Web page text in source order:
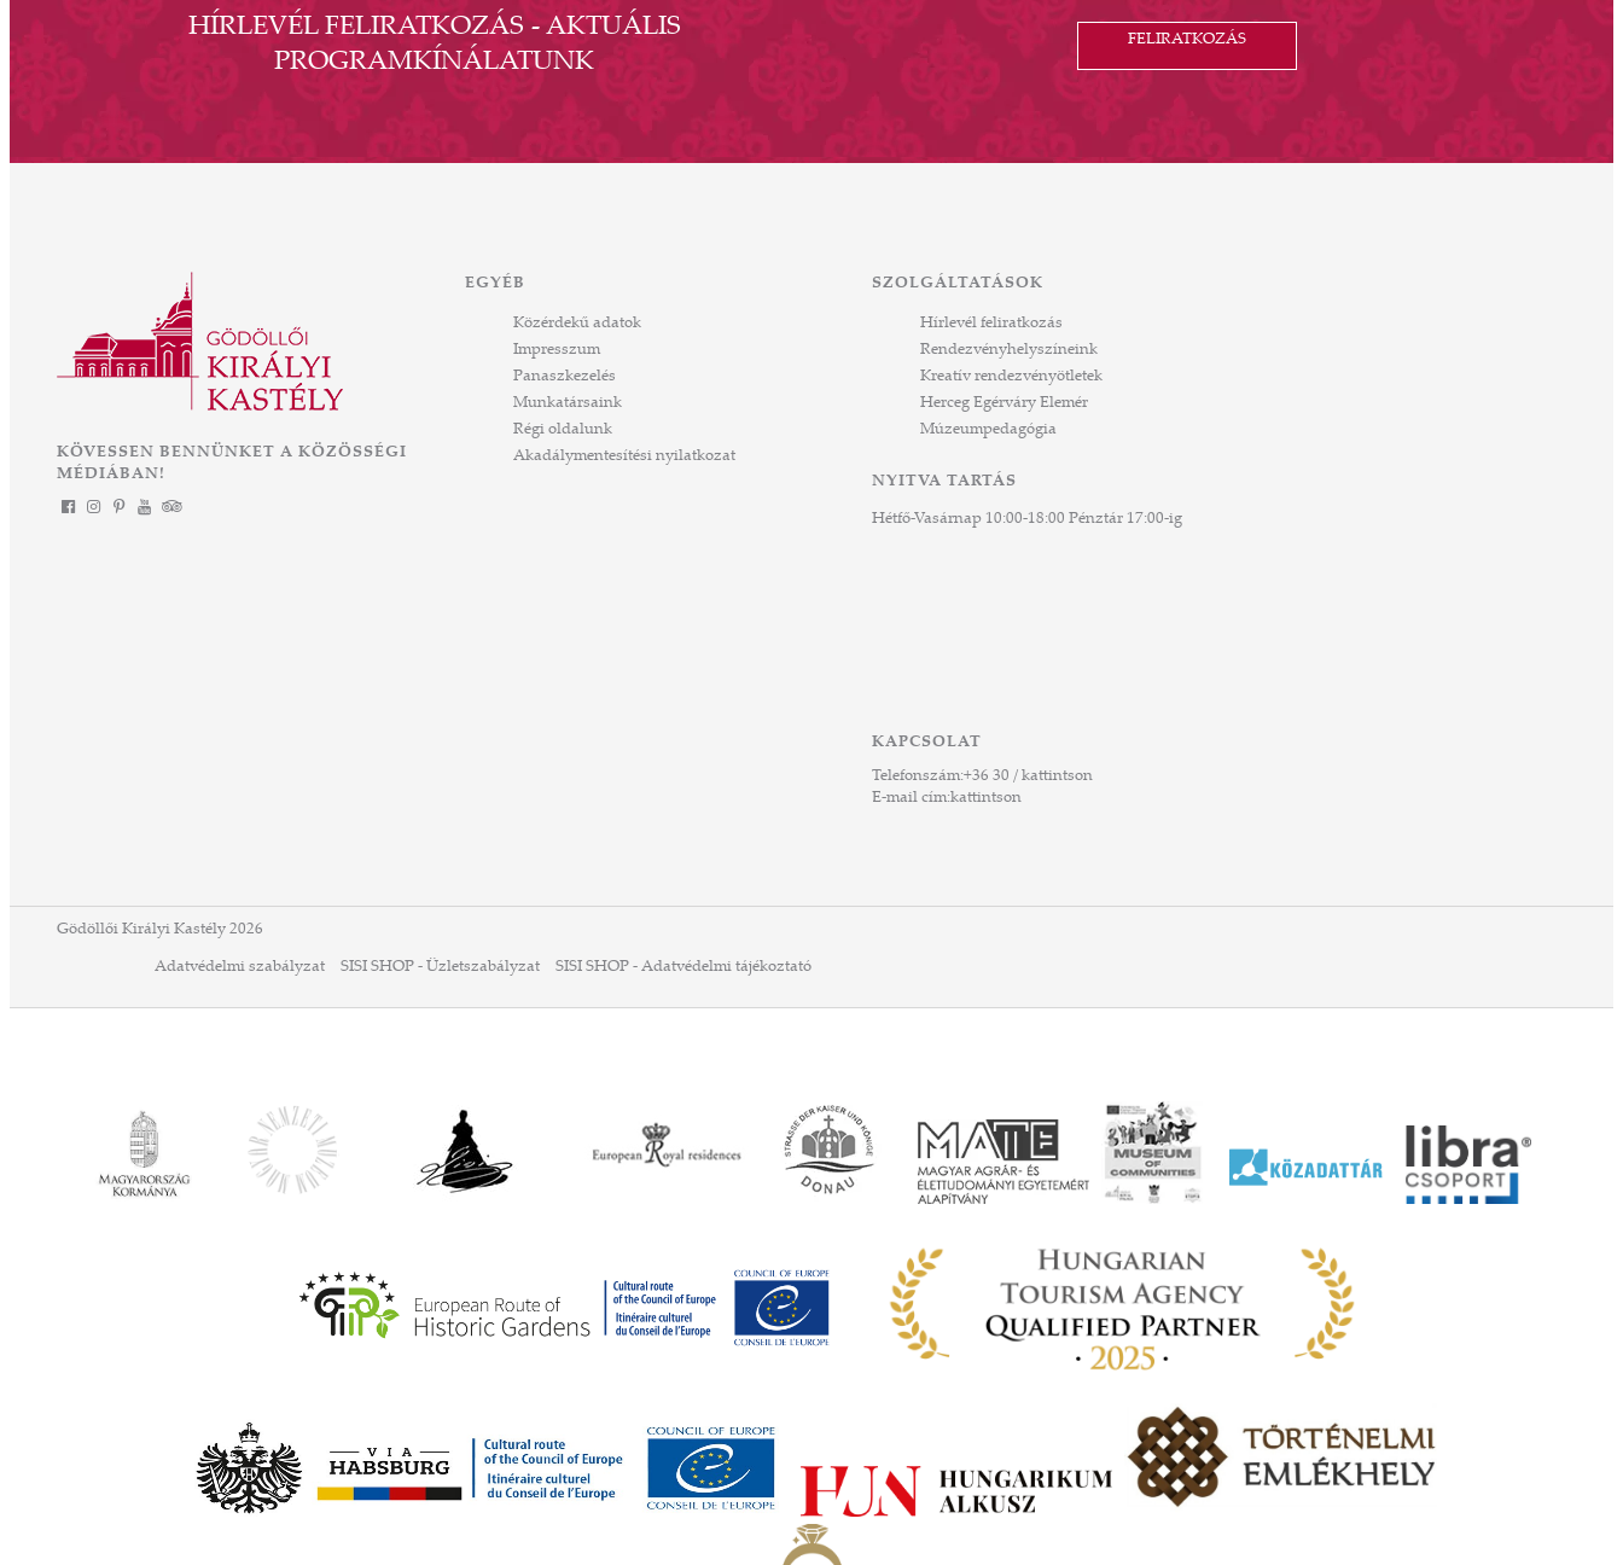
HÍRLEVÉL FELIRATKOZÁS - AKTUÁLIS
PROGRAMKÍNÁLATUNK
FELIRATKOZÁS
KÖVESSEN BENNÜNKET A KÖZÖSSÉGI
MÉDIÁBAN!
EGYÉB
Közérdekű adatok
Impresszum
Panaszkezelés
Munkatársaink
Régi oldalunk
Akadálymentesítési nyilatkozat
SZOLGÁLTATÁSOK
Hírlevél feliratkozás
Rendezvényhelyszíneink
Kreatív rendezvényötletek
Herceg Egérváry Elemér
Múzeumpedagógia
NYITVA TARTÁS
Hétfő-Vasárnap 10:00-18:00 Pénztár 17:00-ig
KAPCSOLAT
Telefonszám:+36 30 / kattintson
E-mail cím:kattintson
Gödöllői Királyi Kastély 2026
Adatvédelmi szabályzat SISI SHOP - Üzletszabályzat SISI SHOP - Adatvédelmi tájékoztató